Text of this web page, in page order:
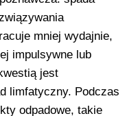
mniej wydajnie,
impulsywne lub
jest
limfatyczny. Podczas
odpadowe, takie